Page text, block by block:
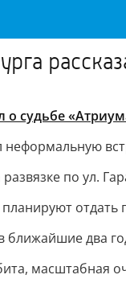
о судьбе
по ул.
два
масштабная